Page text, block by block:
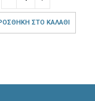
ΣΤΟ ΚΑΛΆΘΙ